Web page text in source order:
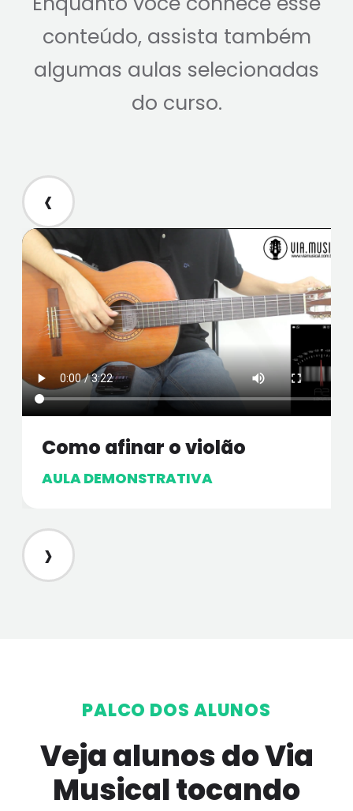
conteúdo, assista também
algumas aulas selecionadas
do curso.
‹
Como afinar o violão
AULA DEMONSTRATIVA
›
PALCO DOS ALUNOS
Veja alunos do Via
Musical tocando